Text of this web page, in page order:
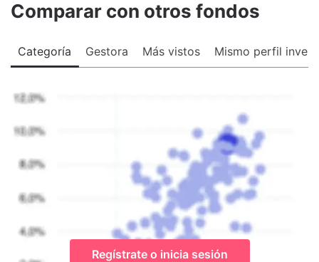
Comparar con otros fondos
Categoría Gestora Más vistos Mismo perfil
Regístrate o inicia sesión